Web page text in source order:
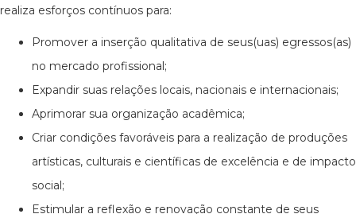
realiza esforços contínuos para:
Promover a inserção qualitativa de seus(uas) egressos(as)
no mercado profissional;
Expandir suas relações locais, nacionais e internacionais;
Aprimorar sua organização acadêmica;
Criar condições favoráveis para a realização de produções
artísticas, culturais e científicas de excelência e de impacto
social;
Estimular a reflexão e renovação constante de seus